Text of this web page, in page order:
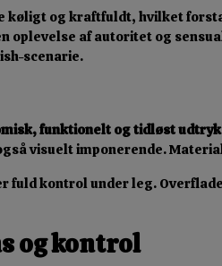
køligt og kraftfuldt, hvilket
oplevelse af autoritet og
scenarie.
funktionelt og tidløst udtryk
visuelt imponerende.
fuld kontrol under leg.
og kontrol